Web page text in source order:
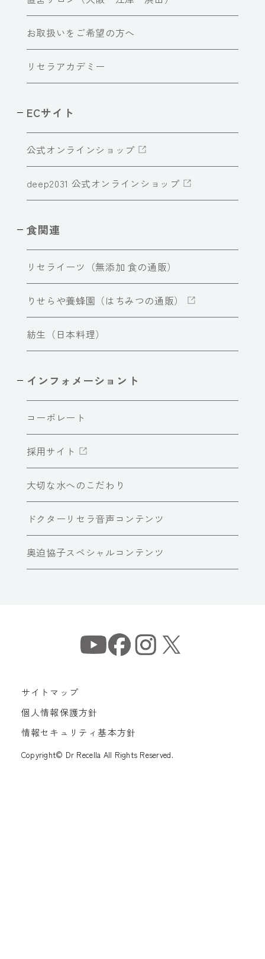
お取扱いをご希望の方へ
リセラアカデミー
ECサイト
公式オンラインショップ
deep2031 公式オンラインショップ
食関連
リセライーツ（無添加 食の通販）
りせらや養蜂園（はちみつの通販）
紡生（日本料理）
インフォメーショント
コーポレート
採用サイト
大切な水へのこだわり
ドクターリセラ音声コンテンツ
奥迫協子スペシャルコンテンツ
サイトマップ
個人情報保護方針
情報セキュリティ基本方針
Copyright© Dr Recella All Rights Reserved.